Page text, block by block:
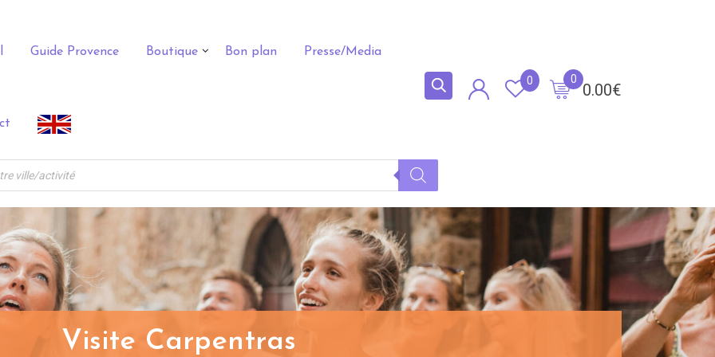
Guide Provence Boutique Bon plan Presse/Media
0.00€
0
0
Visite Carpentras